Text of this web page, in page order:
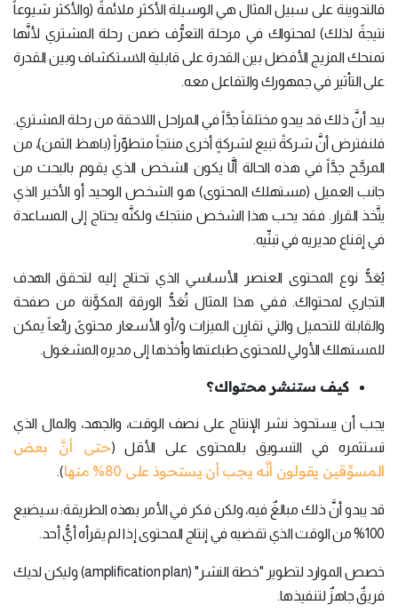
فالتدوينة على سبيل المثال هي الوسيلة الأكثر ملائمةً (والأكثر شيوعاً
نتيجةً لذلك) لمحتواك في مرحلة التعرُّف ضمن رحلة المشتري لأنَّها
تمنحك المزيج الأفضل بين القدرة على قابلية الاستكشاف وبين القدرة
على التأثير في جمهورك والتفاعل معه.
بيد أنَّ ذلك قد يبدو مختلقاً جدَّاً في المراحل اللاحقة من رحلة المشتري.
فلنفترض أنَّ شركةً تبيع لشركةٍ أخرى منتجاً متطوِّراً (باهظ الثمن)، من
المرجَّح جدَّاً في هذه الحالة ألَّا يكون الشخص الذي يقوم بالبحث من
جانب العميل (مستهلك المحتوى) هو الشخص الوحيد أو الأخير الذي
يتَّخذ القرار. فقد يحب هذا الشخص منتجك ولكنَّه يحتاج إلى المساعدة
في إقناع مديريه في تبنِّيه.
يُعَدُّ نوع المحتوى العنصر الأساسي الذي تحتاج إليه لتحقق الهدف
التجاري لمحتواك. ففي هذا المثال تُعَدُّ الورقة المكوَّنة من صفحة
والقابلة للتحميل والتي تقارِن الميزات و/أو الأسعار محتوىً رائعاً يمكن
للمستهلك الأولي للمحتوى طباعتها وأخذها إلى مديره المشغول.
كيف ستنشر محتواك؟
يجب أن يستحوذ نشر الإنتاج على نصف الوقت، والجهد، والمال الذي
تستثمره في التسويق بالمحتوى على الأقل (حتى أنَّ بعض
المسوِّقين يقولون أنَّه يجب أن يستحوذ على 80% منها
).
قد يبدو أنَّ ذلك مبالغٌ فيه، ولكن فكر في الأمر بهذه الطريقة: سيضيع
100% من الوقت الذي تقضيه في إنتاج المحتوى إذا لم يقرأه أيُّ أحد.
خصص الموارد لتطوير "خطة النشر" (amplification plan) وليكن لديك
فريقٌ جاهزٌ لتنفيذها.